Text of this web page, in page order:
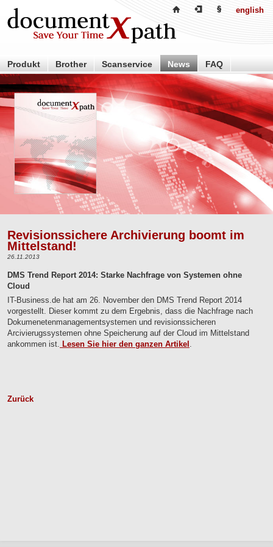
Revisionssichere Archivierung boomt im
Mittelstand!
26.11.2013
DMS Trend Report 2014: Starke Nachfrage von Systemen ohne
Cloud
IT-Business.de hat am 26. November den DMS Trend Report 2014
vorgestellt. Dieser kommt zu dem Ergebnis, dass die Nachfrage nach
Dokumenetenmanagementsystemen und revisionssicheren
Arcivierugssystemen ohne Speicherung auf der Cloud im Mittelstand
ankommen ist. Lesen Sie hier den ganzen Artikel .
Zurück
english
Produkt Brother Scanservice News
FAQ
Händler
Partner Über uns Kontakt